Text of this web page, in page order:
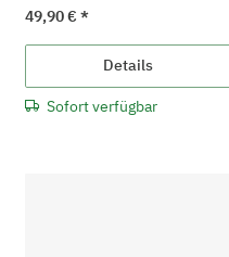
49,90 € *
Details
Sofort verfügbar